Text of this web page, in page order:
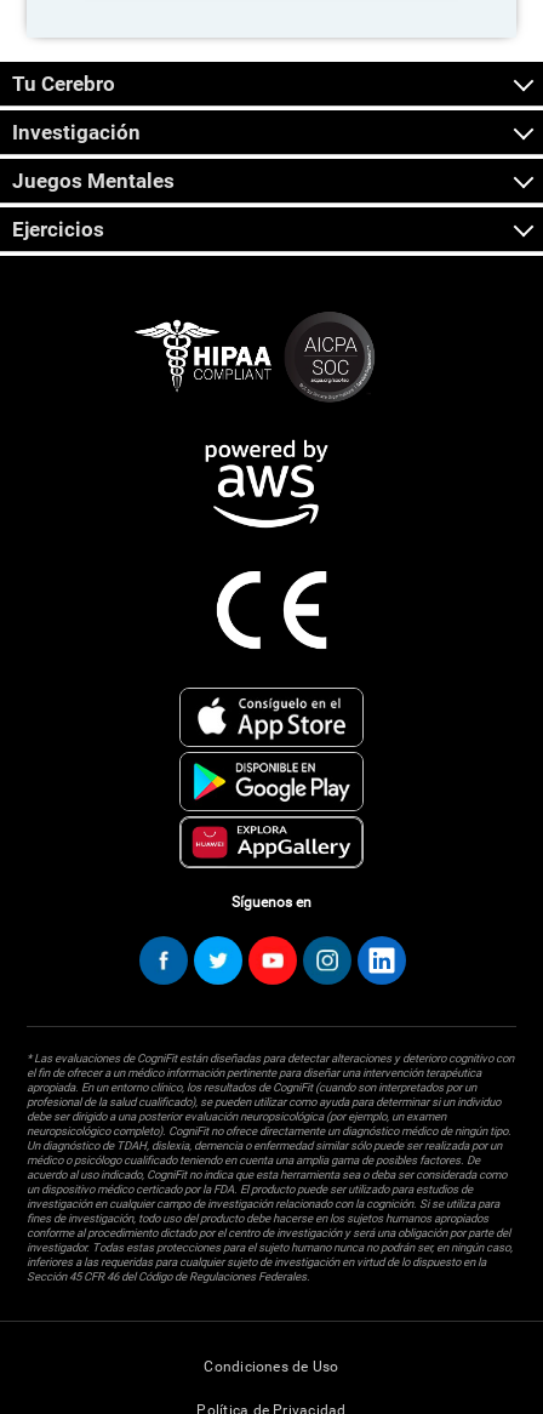
Tu Cerebro
Investigación
Juegos Mentales
Ejercicios
Síguenos en
* Las evaluaciones de CogniFit están diseñadas para detectar alteraciones y deterioro cognitivo con
el fin de ofrecer a un médico información pertinente para diseñar una intervención terapéutica
apropiada. En un entorno clínico, los resultados de CogniFit (cuando son interpretados por un
profesional de la salud cualificado), se pueden utilizar como ayuda para determinar si un individuo
debe ser dirigido a una posterior evaluación neuropsicológica (por ejemplo, un examen
neuropsicológico completo). CogniFit no ofrece directamente un diagnóstico médico de ningún tipo.
Un diagnóstico de TDAH, dislexia, demencia o enfermedad similar sólo puede ser realizada por un
médico o psicólogo cualificado teniendo en cuenta una amplia gama de posibles factores. De
acuerdo al uso indicado, CogniFit no indica que esta herramienta sea o deba ser considerada como
un dispositivo médico certicado por la FDA. El producto puede ser utilizado para estudios de
investigación en cualquier campo de investigación relacionado con la cognición. Si se utiliza para
fines de investigación, todo uso del producto debe hacerse en los sujetos humanos apropiados
conforme al procedimiento dictado por el centro de investigación y será una obligación por parte del
investigador. Todas estas protecciones para el sujeto humano nunca no podrán ser, en ningún caso,
inferiores a las requeridas para cualquier sujeto de investigación en virtud de lo dispuesto en la
Sección 45 CFR 46 del Código de Regulaciones Federales.
Condiciones de Uso